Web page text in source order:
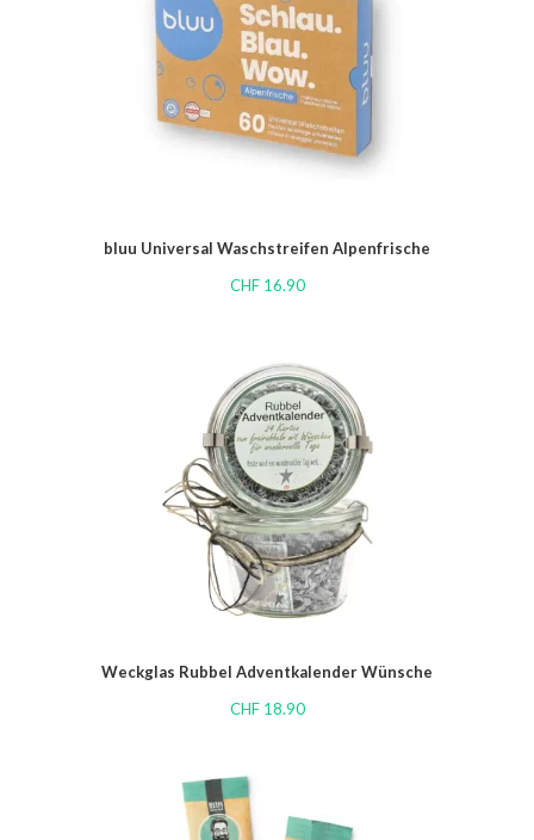
bluu Universal Waschstreifen Alpenfrische
CHF16.90
Weckglas Rubbel Adventkalender Wünsche
CHF18.90